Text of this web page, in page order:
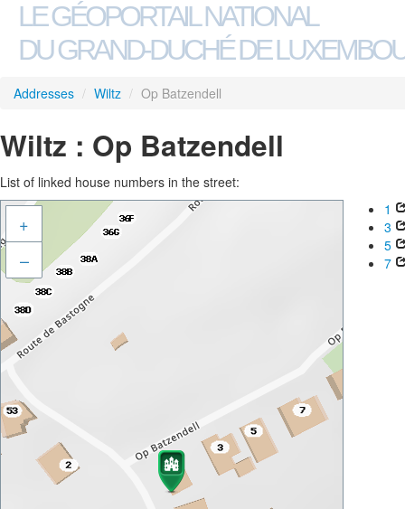
LE GÉOPORTAIL NATIONAL
DU GRAND-DUCHÉ DE
Addresses / Wiltz / Op Batzendell
Wiltz : Op Batzendell
List of linked house numbers in the street:
+
–
1
3
5
7